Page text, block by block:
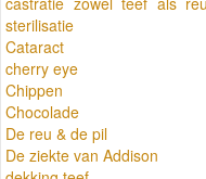
sterilisatie
Cataract
cherry eye
Chippen
Chocolade
De reu & de pil
De ziekte van Addison